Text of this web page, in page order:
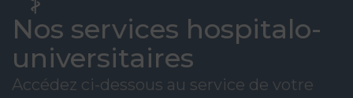
Nos services hospitalo-
universitaires
Accédez ci-dessous au service de votre